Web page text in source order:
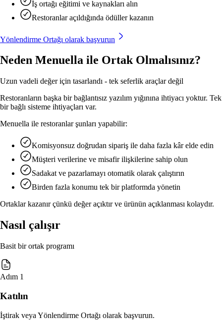
Öngörülü sinir ağı ek satışları—gerçek zamanlı sipariş
Öngörülü hazırlık ve planlama—yapay zekâ destekli
Menuella'yı macOS, iOS ve web için indirin.
İş ortağı eğitimi ve kaynakları alın
Restoranlar açıldığında ödüller kazanın
Yönlendirme Ortağı olarak başvurun
Neden Menuella ile Ortak Olmalısınız?
Uzun vadeli değer için tasarlandı - tek seferlik araçlar değil
Restoranların başka bir bağlantısız yazılım yığınına ihtiyacı yoktur. Tek
bir bağlı sisteme ihtiyaçları var.
Menuella ile restoranlar şunları yapabilir:
Komisyonsuz doğrudan sipariş ile daha fazla kâr elde edin
Müşteri verilerine ve misafir ilişkilerine sahip olun
Sadakat ve pazarlamayı otomatik olarak çalıştırın
Birden fazla konumu tek bir platformda yönetin
Ortaklar kazanır çünkü değer açıktır ve ürünün açıklanması kolaydır.
Nasıl çalışır
Basit bir ortak programı
Adım 1
Katılın
İştirak veya Yönlendirme Ortağı olarak başvurun.